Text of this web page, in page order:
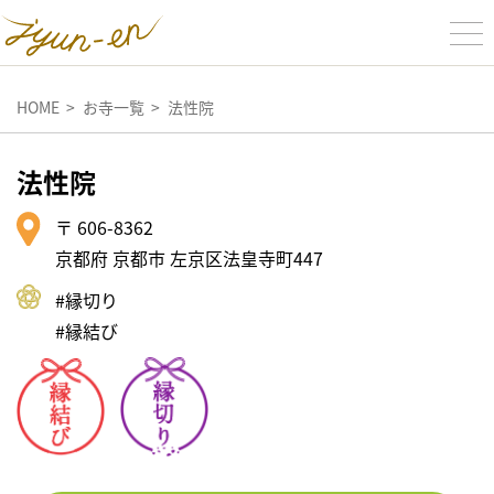
HOME お寺一覧 法性院
法性院
〒 606-8362
京都府 京都市 左京区法皇寺町447
#縁切り
#縁結び